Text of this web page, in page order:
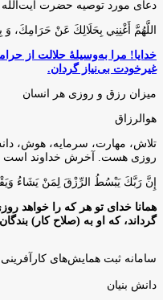
دعای مورد توصیه حضرت
اللَّهُمَّ أَغْنِنِي بِحَلَالِكَ عَنْ
خدایا! مرا به‌وسیلۀ حلالت از
غیرخودت بی‌نیاز گردان.
میزان رزق و روزی هر انسان
هوالرزاق
تلاش، مهارت، سرمايه، هوش،
روزى هست. آخرش خداوند است
إِنَّ رَبَّكَ يَبْسُطُ الرِّزْقَ لِمَنْ يَشَاءُ
همانا خدای تو هر که را خواهد
گرداند، که او به (صلاح کار)
سامانه ثبت همایش‌های کارآفرینی
دانش‌ بنیان‌